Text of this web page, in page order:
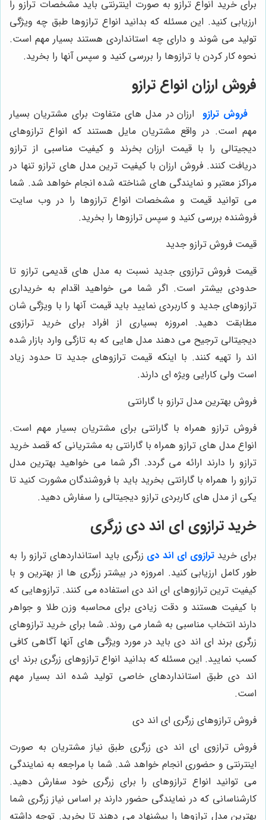
برای خرید انواع ترازو به صورت اینترنتی باید مشخصات ترازو را
ارزیابی کنید. این مسئله که بدانید انواع ترازوها طبق چه ویژگی
تولید می ‌شوند و دارای چه استانداردی هستند بسیار مهم است.
نحوه کار کردن با ترازوها را بررسی کنید و سپس آنها را بخرید.
فروش ارزان انواع ترازو
فروش ترازو
ارزان در مدل‌ های متفاوت برای مشتریان بسیار
مهم است. در واقع مشتریان مایل هستند که انواع ترازوهای
دیجیتالی را با قیمت ارزان بخرند و کیفیت مناسبی از ترازو
دریافت کنند. فروش ارزان با کیفیت ‌ترین مدل‌ های ترازو تنها در
مراکز معتبر و نمایندگی‌ های شناخته شده انجام خواهد شد. شما
می ‌توانید قیمت و مشخصات انواع ترازوها را در وب سایت
فروشنده بررسی کنید و سپس ترازوها را بخرید.
قیمت فروش ترازو جدید
قیمت فروش ترازوی جدید نسبت به مدل‌ های قدیمی ترازو تا
حدودی بیشتر است. اگر شما می‌ خواهید اقدام به خریداری
ترازوهای جدید و کاربردی نمایید باید قیمت آنها را با ویژگی‌ شان
مطابقت دهید. امروزه بسیاری از افراد برای خرید ترازوی
دیجیتالی ترجیح می ‌دهند مدل‌ هایی که به تازگی وارد بازار شده‌
اند را تهیه کنند. با اینکه قیمت ترازوهای جدید تا حدود زیاد
است ولی کارایی ویژه‌ ای دارند.
فروش بهترین مدل ترازو با گارانتی
فروش ترازو همراه با گارانتی برای مشتریان بسیار مهم است.
انواع مدل‌ های ترازو همراه با گارانتی به مشتریانی که قصد خرید
ترازو را دارند ارائه می‌ گردد. اگر شما می‌ خواهید بهترین مدل
ترازو را همراه با گارانتی بخرید باید با فروشندگان مشورت کنید تا
یکی از مدل‌ های کاربردی ترازو دیجیتالی را سفارش دهید.
خرید ترازوی ای اند دی زرگری
برای خرید ترازوی ای اند دی زرگری باید استانداردهای ترازو را به
طور کامل ارزیابی کنید. امروزه در بیشتر زرگری‌ ها از بهترین و با
کیفیت ‌ترین ترازوهای ای اند دی استفاده می ‌کنند. ترازوهایی که
با کیفیت هستند و دقت زیادی برای محاسبه وزن طلا و جواهر
دارند انتخاب مناسبی به شمار می‌ روند. شما برای خرید ترازوهای
زرگری برند ای اند دی باید در مورد ویژگی‌ های آنها آگاهی کافی
کسب نمایید. این مسئله که بدانید انواع ترازوهای زرگری برند ای
اند دی طبق استانداردهای خاصی تولید شده‌ اند بسیار مهم
است.
فروش ترازوهای زرگری ای اند دی
فروش ترازوی ای اند دی زرگری طبق نیاز مشتریان به صورت
اینترنتی و حضوری انجام خواهد شد. شما با مراجعه به نمایندگی
می ‌توانید انواع ترازوهای را برای زرگری خود سفارش دهید.
کارشناسانی که در نمایندگی حضور دارند بر اساس نیاز زرگری شما
بهترین مدل ترازوها را پیشنهاد می‌ دهند تا بخرید. توجه داشته